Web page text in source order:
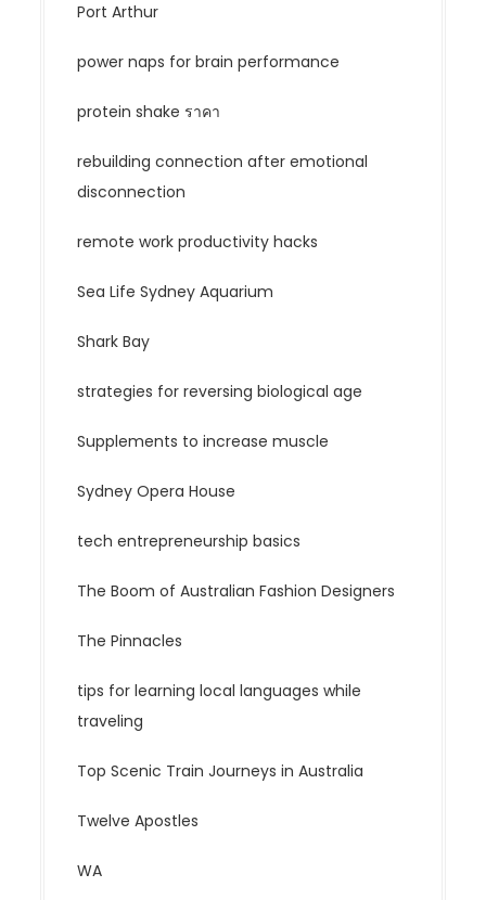
Port Arthur
power naps for brain performance
protein shake ราคา
rebuilding connection after emotional
disconnection
remote work productivity hacks
Sea Life Sydney Aquarium
Shark Bay
strategies for reversing biological age
Supplements to increase muscle
Sydney Opera House
tech entrepreneurship basics
The Boom of Australian Fashion Designers
The Pinnacles
tips for learning local languages while
traveling
Top Scenic Train Journeys in Australia
Twelve Apostles
WA